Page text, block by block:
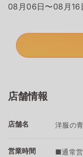
08月06日〜08月16
店舗情報
店舗名 洋服の
営業時間
■通常